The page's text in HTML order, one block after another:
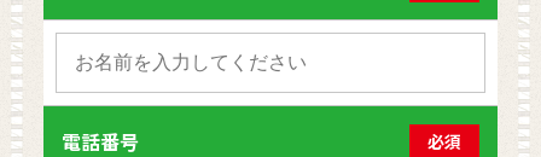
電話番号 必須